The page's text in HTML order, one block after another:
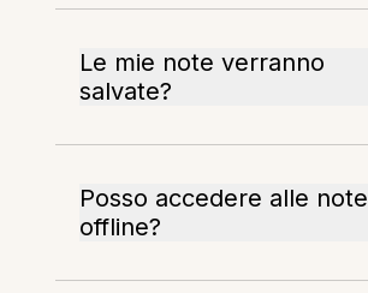
Le mie note verranno
salvate?
Posso accedere alle note
offline?